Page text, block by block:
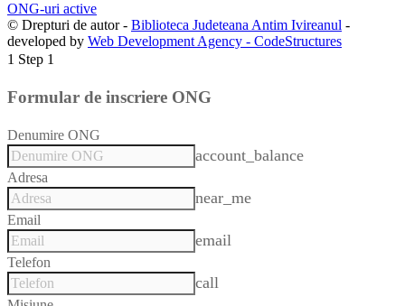
ONG-uri active
© Drepturi de autor - Biblioteca Judeteana Antim Ivireanul -
developed by Web Development Agency - CodeStructures
1 Step 1
Formular de inscriere ONG
Denumire ONG
account_balance
Adresa
near_me
Email
email
Telefon
call